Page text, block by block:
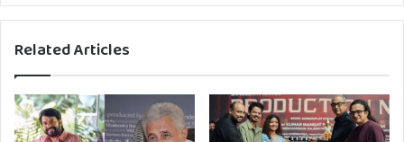
Related Articles